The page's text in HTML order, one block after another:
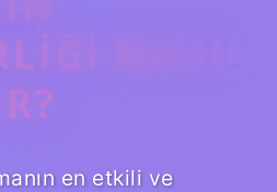
NASIL
en etkili ve